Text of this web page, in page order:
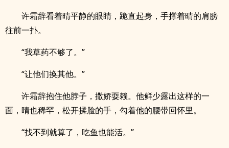
许霜辞看着晴平静的眼睛，跪直起身，手撑着晴的肩膀
往前一扑。
“我草药不够了。”
“让他们换其他。”
许霜辞抱住他脖子，撒娇耍赖。他鲜少露出这样的一
面，晴也稀罕，松开揉脸的手，勾着他的腰带回怀里。
“找不到就算了，吃鱼也能活。”